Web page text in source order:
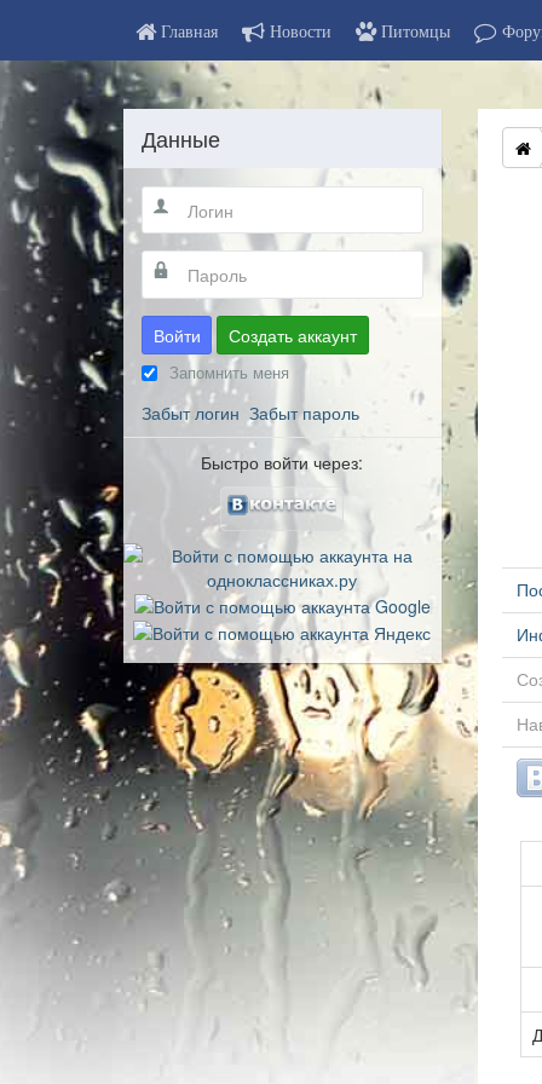
Главная Новости Питомцы
Данные
Войти Создать аккаунт
Запомнить меня
Забыт логин Забыт пароль
Быстро войти через: